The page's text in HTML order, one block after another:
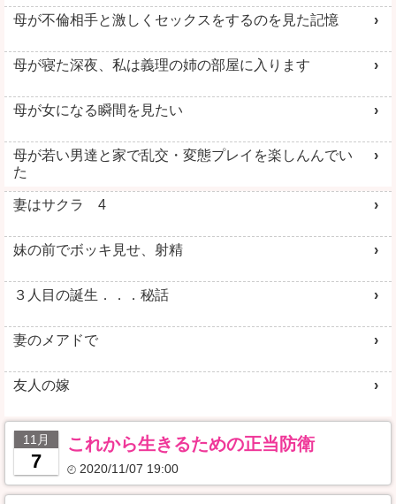
母が不倫相手と激しくセックスをするのを見た記憶
母が寝た深夜、私は義理の姉の部屋に入ります
母が女になる瞬間を見たい
母が若い男達と家で乱交・変態プレイを楽しんんでい
た
妻はサクラ 4
妹の前でボッキ見せ、射精
３人目の誕生．．．秘話
妻のメアドで
友人の嫁
11月
7
これから生きるための正当防衛
2020/11/07 19:00